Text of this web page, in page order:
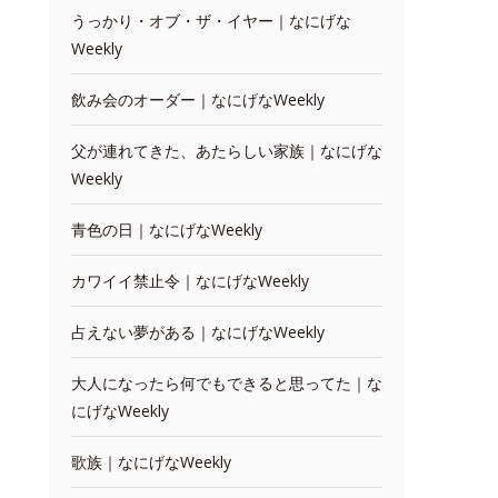
うっかり・オブ・ザ・イヤー｜なにげな
Weekly
飲み会のオーダー｜なにげなWeekly
父が連れてきた、あたらしい家族｜なにげな
Weekly
青色の日｜なにげなWeekly
カワイイ禁止令｜なにげなWeekly
占えない夢がある｜なにげなWeekly
大人になったら何でもできると思ってた｜な
にげなWeekly
歌族｜なにげなWeekly